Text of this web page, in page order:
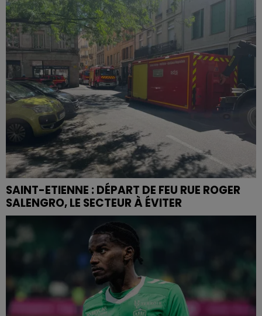
SAINT-ETIENNE : DÉPART DE FEU RUE ROGER
SALENGRO, LE SECTEUR À ÉVITER